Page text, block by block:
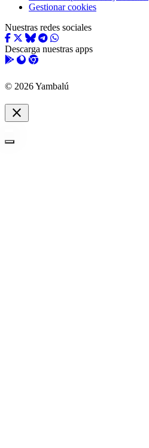
Gestionar cookies
Nuestras redes sociales
Descarga nuestras apps
© 2026 Yambalú
close